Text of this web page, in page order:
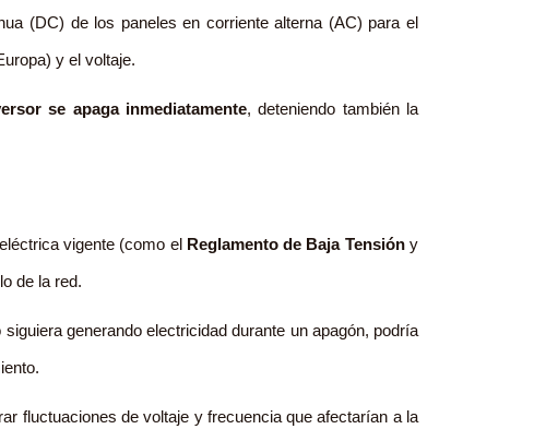
(DC) de los paneles en corriente alterna (AC) para el
y el voltaje.
se apaga inmediatamente, deteniendo también la
vigente (como el Reglamento de Baja Tensióny
de la red.
generando electricidad durante un apagón, podría
fluctuaciones de voltaje y frecuencia que afectarían a la